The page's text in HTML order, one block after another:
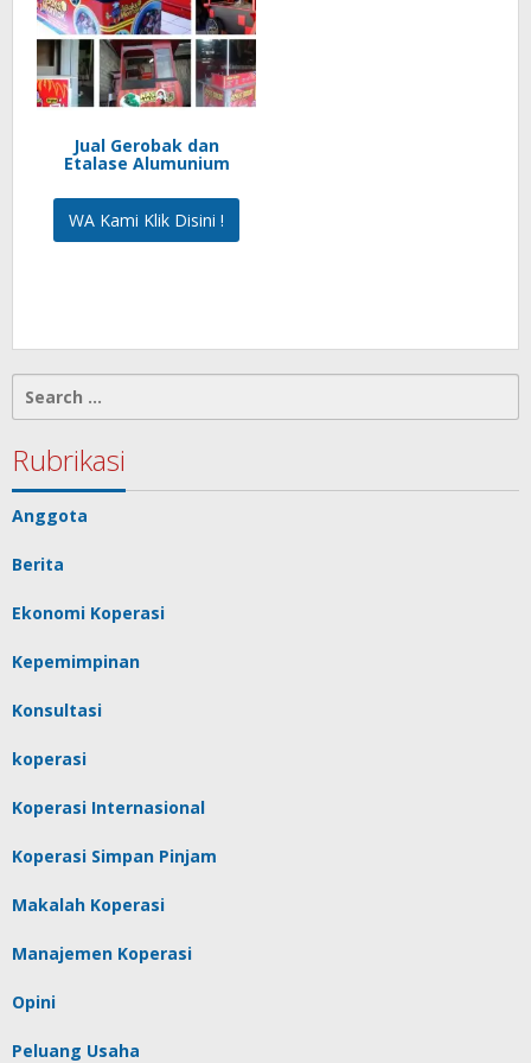
Jual Gerobak dan
Etalase Alumunium
WA Kami Klik Disini !
for:
Rubrikasi
Anggota
Berita
Ekonomi Koperasi
Kepemimpinan
Konsultasi
koperasi
Koperasi Internasional
Koperasi Simpan Pinjam
Makalah Koperasi
Manajemen Koperasi
Opini
Peluang Usaha